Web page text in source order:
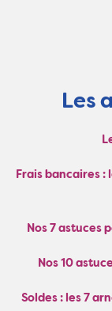
Les
Frais bancaires
Nos 7
Nos 10
Soldes : les 7